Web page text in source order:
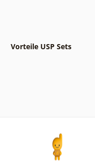
Vorteile USP Sets